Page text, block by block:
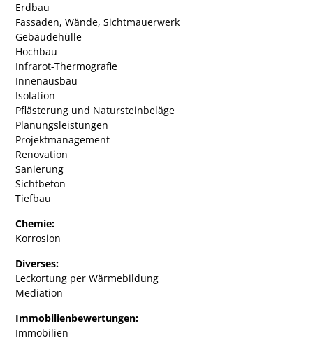
Erdbau
Fassaden, Wände, Sichtmauerwerk
Gebäudehülle
Hochbau
Infrarot-Thermografie
Innenausbau
Isolation
Pflästerung und Natursteinbeläge
Planungsleistungen
Projektmanagement
Renovation
Sanierung
Sichtbeton
Tiefbau
Chemie:
Korrosion
Diverses:
Leckortung per Wärmebildung
Mediation
Immobilienbewertungen:
Immobilien